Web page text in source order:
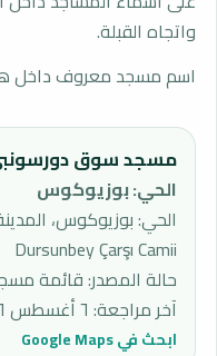
واتجاه القبلة.
اسم مسجد معروف داخل
مسجد سوق
الحي:بوزيوكوس
الحي: بوزيوكوس،
Dursunbey Çarşı Camii
حالة المصدر:قائمة
آخر مراجعة: ٦ أغسطس ٢٠٢٦ في ٨:٢٥ م
ابحث في Google Maps